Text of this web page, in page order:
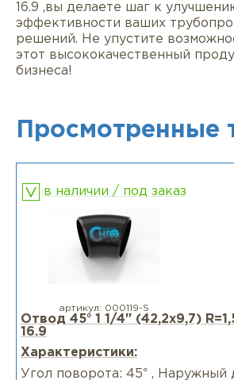
16.9 ,вы делаете шаг к
эффективности ваших
решений. Не упустите
этот высококачественный
бизнеса!
Просмотренные
в наличии / под заказ
артикул: 000119-S
Отвод 45° 1 1/4" (42,2х9,7)
16.9
Характеристики:
Угол поворота: 45° , Наружный